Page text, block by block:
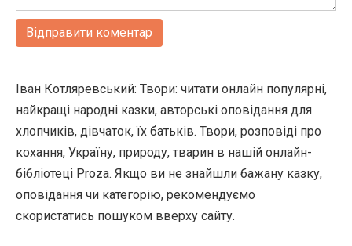
Іван Котляревський: Твори: читати онлайн популярні,
найкращі народні казки, авторські оповідання для
хлопчиків, дівчаток, їх батьків. Твори, розповіді про
кохання, Україну, природу, тварин в нашій онлайн-
бібліотеці Proza. Якщо ви не знайшли бажану казку,
оповідання чи категорію, рекомендуємо
скористатись пошуком вверху сайту.